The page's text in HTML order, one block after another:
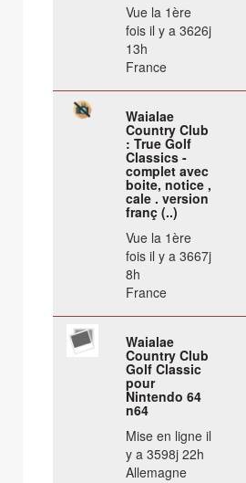
Vue la 1ère
fois il y a 3626j
13h
France
Waialae
Country Club
: True Golf
Classics -
complet avec
boite, notice ,
cale . version
franç (..)
Vue la 1ère
fois il y a 3667j
8h
France
Waialae
Country Club
Golf Classic
pour
Nintendo 64
n64
Mise en ligne il
y a 3598j 22h
Allemagne